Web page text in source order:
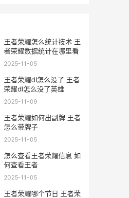
王者荣耀怎么统计技术 王
者荣耀数据统计在哪里看
2025-11-05
王者荣耀dl怎么没了 王者
荣耀dl怎么没了英雄
2025-11-09
王者荣耀如何出副牌 王者
怎么带牌子
2025-11-05
怎么查看王者荣耀信息 如
何查看王者
2025-11-05
王者荣耀哪个节日 王者荣